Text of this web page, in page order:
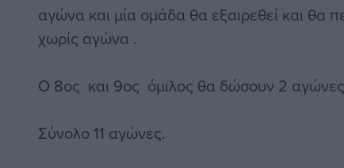
αγώνα και μία ομάδα θα εξαιρεθεί και θα
χωρίς αγώνα .
Ο 8ος και 9ος όμιλος θα δώσουν 2
Σύνολο 11 αγώνες.